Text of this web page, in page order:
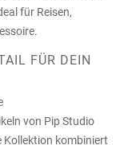
für Reisen,
FÜR DEIN
von Pip Studio
Kollektion kombiniert